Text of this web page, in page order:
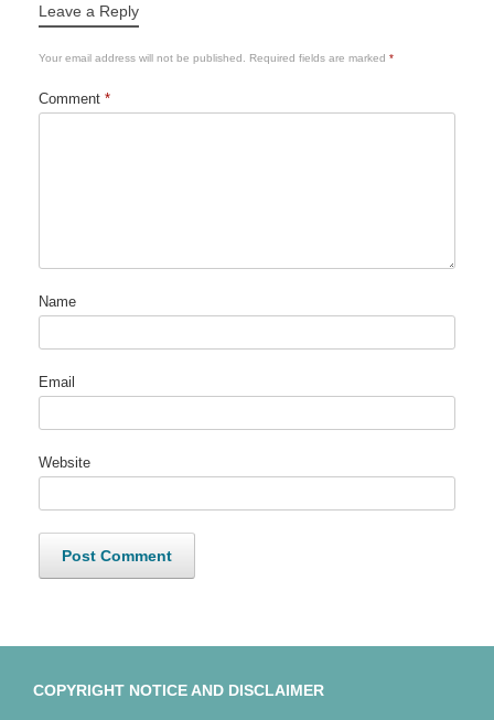
Leave a Reply
Your email address will not be published. Required fields are marked *
Comment *
Name
Email
Website
COPYRIGHT NOTICE AND DISCLAIMER